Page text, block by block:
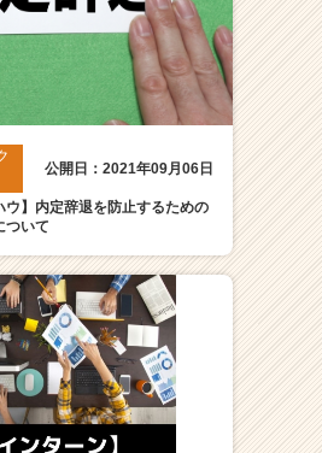
公開日：2021年09月06日
ウ】内定辞退を防止するための
ついて